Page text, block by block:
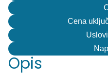
Cena
Opis